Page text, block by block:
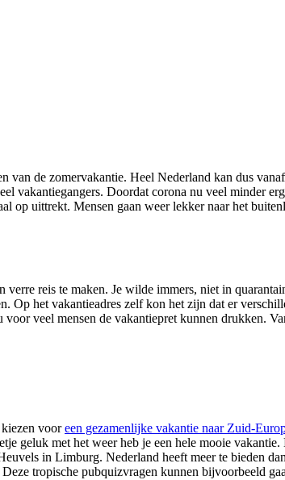
de zomervakantie. Heel Nederland kan dus
vakantiegangers. Doordat corona nu veel minder
op uittrekt. Mensen gaan weer lekker naar het
reis te maken. Je wilde immers, niet in
Op het vakantieadres zelf kon het zijn dat er
veel mensen de vakantiepret kunnen drukken.
kiezen vooreen gezamenlijke vakantie naar Zuid-
geluk met het weer heb je een hele mooie vakantie.
in Limburg. Nederland heeft meer te bieden
tropische pubquizvragen kunnen bijvoorbeeld